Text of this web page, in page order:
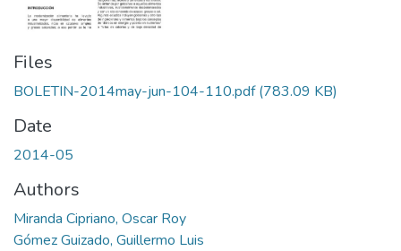
Files
BOLETIN-2014may-jun-104-110.pdf(783.09 KB)
Date
2014-05
Authors
Miranda Cipriano, Oscar Roy
Gómez Guizado, Guillermo Luis